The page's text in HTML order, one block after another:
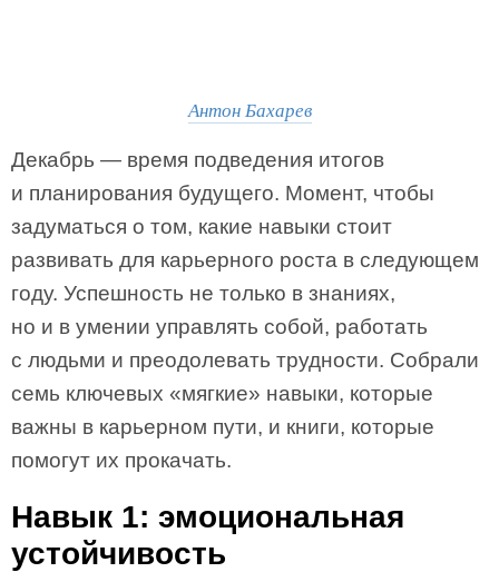
Антон Бахарев
Декабрь — время подведения итогов
и планирования будущего. Момент, чтобы
задуматься о том, какие навыки стоит
развивать для карьерного роста в следующем
году. Успешность не только в знаниях,
но и в умении управлять собой, работать
с людьми и преодолевать трудности. Собрали
семь ключевых «мягкие» навыки, которые
важны в карьерном пути, и книги, которые
помогут их прокачать.
Навык 1: эмоциональная
устойчивость